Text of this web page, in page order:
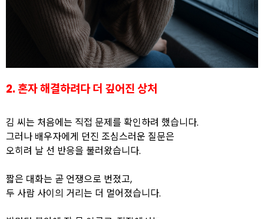
2. 혼자 해결하려다 더 깊어진 상처
김 씨는 처음에는 직접 문제를 확인하려 했습니다.
그러나 배우자에게 던진 조심스러운 질문은
오히려 날 선 반응을 불러왔습니다.
짧은 대화는 곧 언쟁으로 번졌고,
두 사람 사이의 거리는 더 멀어졌습니다.